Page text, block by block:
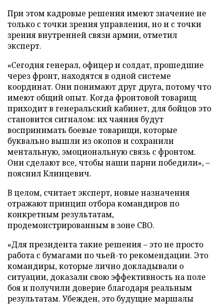
При этом кадровые решения имеют значение не
только с точки зрения управления, но и с точки
зрения внутренней связи армии, отметил
эксперт.
«Сегодня генерал, офицер и солдат, прошедшие
через фронт, находятся в одной системе
координат. Они понимают друг друга, потому что
имеют общий опыт. Когда фронтовой товарищ
приходит в генеральский кабинет, для бойцов это
становится сигналом: их чаяния будут
воспринимать боевые товарищи, которые
буквально вышли из окопов и сохранили
ментальную, эмоциональную связь с фронтом.
Они сделают все, чтобы наши парни победили», –
пояснил Клинцевич.
В целом, считает эксперт, новые назначения
отражают принцип отбора командиров по
конкретным результатам,
продемонстрированным в зоне СВО.
«Для президента такие решения – это не просто
работа с бумагами по чьей-то рекомендации. Это
командиры, которые лично докладывали о
ситуации, доказали свою эффективность на поле
боя и получили доверие благодаря реальным
результатам. Убежден, это будущие маршалы